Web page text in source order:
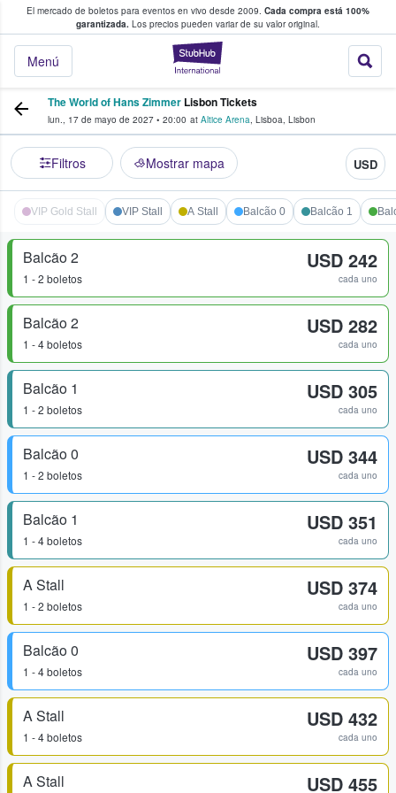
El mercado de boletos para eventos en vivo desde 2009. Cada compra está 100%
garantizada. Los precios pueden variar de su valor original.
StubHub: donde
Menú
fans compran y venden boletos
The World of Hans Zimmer Lisbon Tickets
lun., 17 de mayo de 2027 • 20:00 at Altice Arena, Lisboa, Lisbon
Filtros Mostrar mapa USD
VIP Gold Stall VIP Stall A Stall Balcão 0 Balcão 1
Balcão 2
1 - 2 boletos
USD 242
cada uno
Balcão 2
1 - 4 boletos
USD 282
cada uno
Balcão 1
1 - 2 boletos
USD 305
cada uno
Balcão 0
1 - 2 boletos
USD 344
cada uno
Balcão 1
1 - 4 boletos
USD 351
cada uno
A Stall
1 - 2 boletos
USD 374
cada uno
Balcão 0
1 - 4 boletos
USD 397
cada uno
A Stall
1 - 4 boletos
USD 432
cada uno
A Stall USD 455